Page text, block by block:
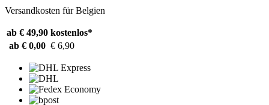
Versandkosten für Belgien
ab € 49,90 kostenlos*
ab € 0,00 € 6,90